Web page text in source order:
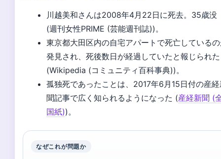
川越美和さんは2008年4月22日に死去。35歳没
(週刊女性PRIME (芸能週刊誌))。
東京都大田区内の自宅アパートで死亡している
発見され、死後数日が経過していたと報じられた
(Wikipedia (コミュニティ百科事典))。
孤独死であったことは、2017年6月15日付の産
聞記事で広く知られるようになった (産経新聞 (
国紙))。
なぜこれが問題か